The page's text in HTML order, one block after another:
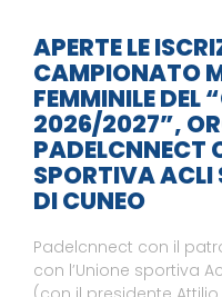
APERTE LE
CAMPIONATO
FEMMINILE DEL
2026/2027”,
PADELCNNECT
SPORTIVA ACLI
DI CUNEO
Padelcnnect con il
con l’Unione sportiva